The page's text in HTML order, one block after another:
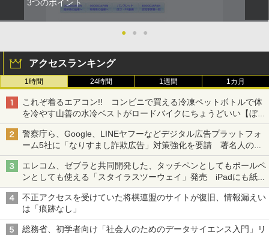
3つのポイント
● ● ●
アクセスランキング
1時間 24時間 1週間 1カ月
これぞ着るエアコン!! コンビニで買える冷凍ペットボトルで体
を冷やす山善の水冷ベストがロードバイクにちょうどいい【ぼっ
ち・ざ・ろーど！その14】【空いた時間でなにしてる？】
警察庁ら、Google、LINEヤフーなどデジタル広告プラットフォ
ーム5社に「なりすまし詐欺広告」対策強化を要請 著名人の写
真や映像を使った投資詐欺などへの対策として
エレコム、ゼブラと共同開発した、タッチペンとしてもボールペ
ンとしても使える「スタイラスツーウェイ」発売 iPadにも紙に
も、持ち替えずに書き込める
不正アクセスを受けていた将棋連盟のサイトが復旧、情報漏えい
は「痕跡なし」
総務省、初学者向け「社会人のためのデータサイエンス入門」リ